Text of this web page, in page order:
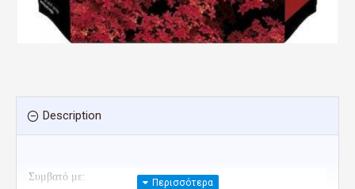
Description
Συμβατό με: